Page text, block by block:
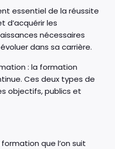
essentiel de la réussite
d’acquérir les
nécessaires
dans sa carrière.
: la formation
Ces deux types de
objectifs, publics et
que l’on suit